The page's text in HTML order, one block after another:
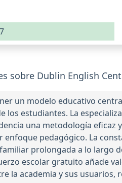
sobre Dublin English
un modelo educativo
los estudiantes. La
una metodología
pedagógico. La
prolongada a lo
escolar gratuito añade
la academia y sus